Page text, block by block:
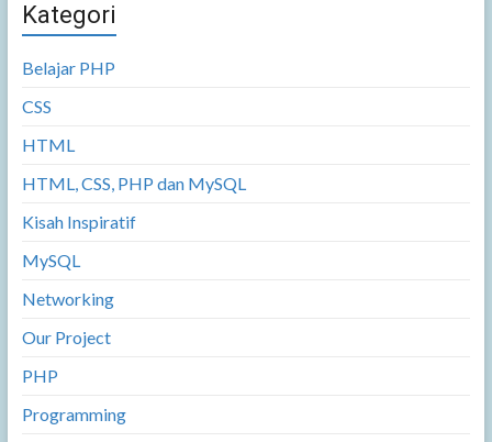
Kategori
Belajar PHP
CSS
HTML
HTML, CSS, PHP dan MySQL
Kisah Inspiratif
MySQL
Networking
Our Project
PHP
Programming